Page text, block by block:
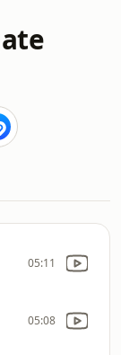
05:11
05:08